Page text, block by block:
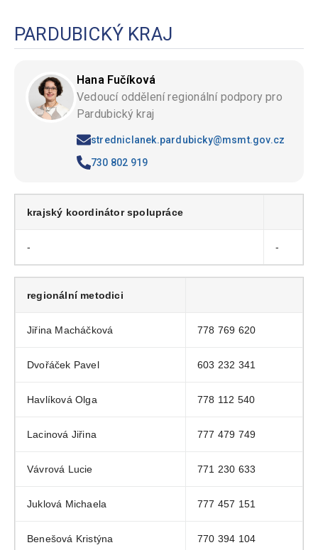
PARDUBICKÝ KRAJ
Hana Fučíková
Vedoucí oddělení regionální podpory pro
Pardubický kraj
stredniclanek.pardubicky@msmt.gov.cz
730 802 919
krajský koordinátor spolupráce
- -
regionální metodici
Jiřina Macháčková 778 769 620
Dvořáček Pavel 603 232 341
Havlíková Olga 778 112 540
Lacinová Jiřina 777 479 749
Vávrová Lucie 771 230 633
Juklová Michaela 777 457 151
Benešová Kristýna 770 394 104